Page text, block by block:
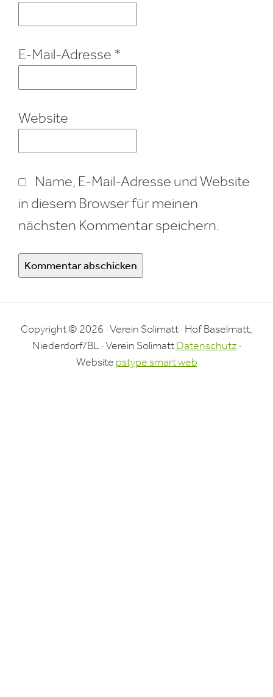
E-Mail-Adresse *
Website
Name, E-Mail-Adresse und Website
in diesem Browser für meinen
nächsten Kommentar speichern.
Copyright © 2026 · Verein Solimatt · Hof Baselmatt,
Niederdorf/BL · Verein SolimattDatenschutz ·
Website pstype smart web